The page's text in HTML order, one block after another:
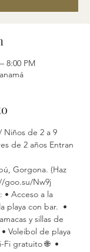
8:00 PM
Niños de 2 a 9
de 2 años Entran
Gorgona. (Haz
goo.su/Nw9j
• Acceso a la
playa con bar.  •
y sillas de
Voleibol de playa
gratuito 🌐  •